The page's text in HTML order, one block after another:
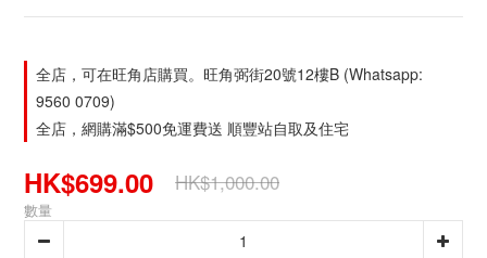
全店，可在旺角店購買。旺角弼街20號12樓B (Whatsapp:
9560 0709)
全店，網購滿$500免運費送 順豐站自取及住宅
HK$699.00 HK$1,000.00
數量